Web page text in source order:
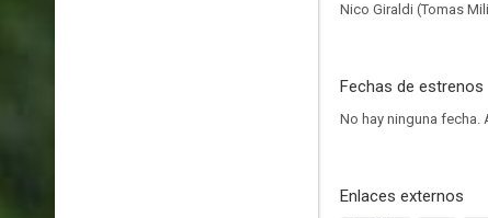
Nico Giraldi (Tomas
Fechas de estrenos
No hay ninguna fecha.
Enlaces externos